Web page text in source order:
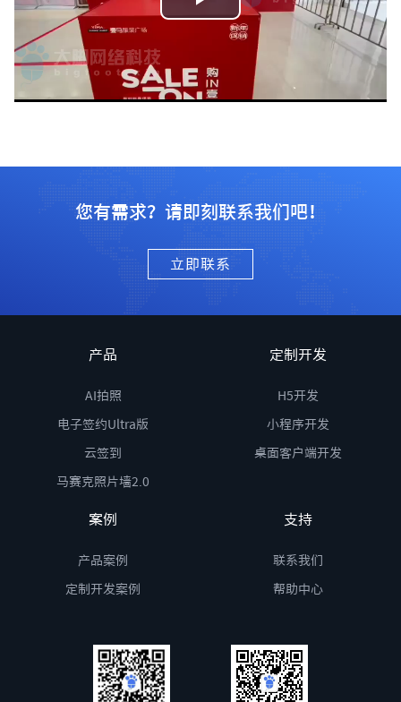
播
视
您有需求？请即刻联系我们吧！
立即联系
产品
AI拍照
电子签约Ultra版
云签到
马赛克照片墙2.0
定制开发
H5开发
小程序开发
桌面客户端开发
案例
产品案例
定制开发案例
支持
联系我们
帮助中心